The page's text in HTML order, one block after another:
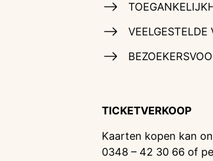
VEELGESTELDE
TICKETVERKOOP
Kaarten kopen kan
0348 – 42 30 66 of